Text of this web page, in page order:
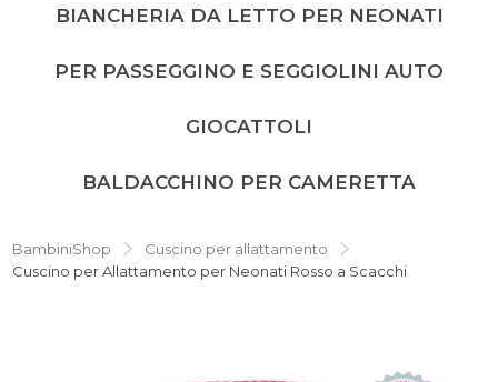
BIANCHERIA DA LETTO PER NEONATI
PER PASSEGGINO E SEGGIOLINI AUTO
GIOCATTOLI
BALDACCHINO PER CAMERETTA
BambiniShop
Cuscino per allattamento
Cuscino per Allattamento per Neonati Rosso a Scacchi